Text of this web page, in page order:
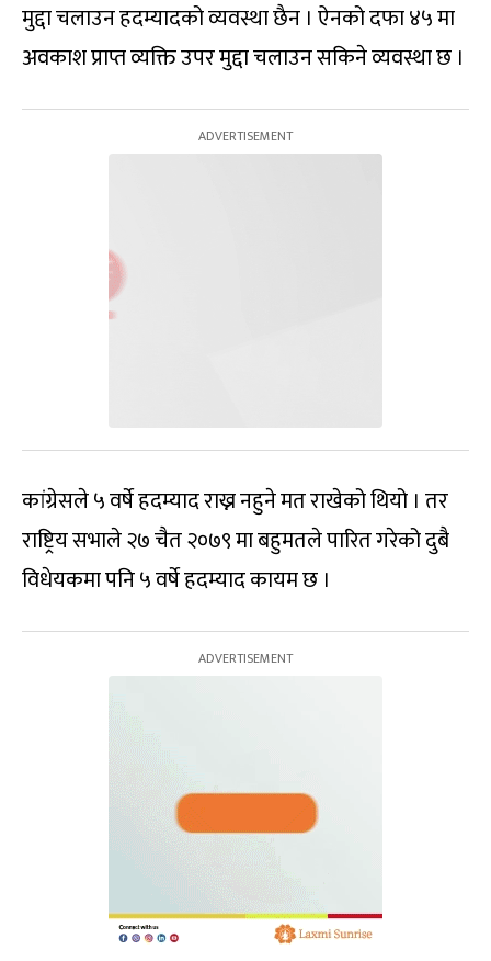
मुद्दा चलाउन हदम्यादको व्यवस्था छैन । ऐनको दफा ४५ मा
अवकाश प्राप्त व्यक्ति उपर मुद्दा चलाउन सकिने व्यवस्था छ ।
कांग्रेसले ५ वर्षे हदम्याद राख्न नहुने मत राखेको थियो । तर
राष्ट्रिय सभाले २७ चैत २०७९ मा बहुमतले पारित गरेको दुबै
विधेयकमा पनि ५ वर्षे हदम्याद कायम छ ।